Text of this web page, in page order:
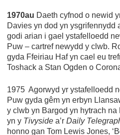
1970au Daeth cyfnod o newid
Davies yn dod yn ysgrifennydd
godi arian i gael ystafelloedd
Puw – cartref newydd y clwb.
gyda Ffeiriau Haf yn cael eu
Toshack a Stan Ogden o
1975 Agorwyd yr ystafelloedd
Puw gyda gêm yn erbyn
y clwb yn Bargod yn hytrach na
yn y Tivyside a’r Daily
honno gan Tom Lewis Jones,